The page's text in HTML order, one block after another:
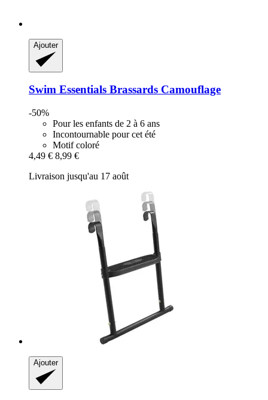
Ajouter
Swim Essentials Brassards Camouflage
-50%
Pour les enfants de 2 à 6 ans
Incontournable pour cet été
Motif coloré
4,49 € 8,99 €
Livraison jusqu'au 17 août
Ajouter